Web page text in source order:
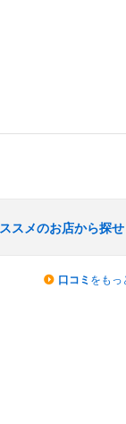
スメのお店から探せ
口コミ をもっ